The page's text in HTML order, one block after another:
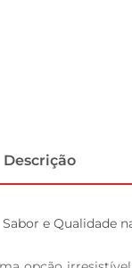
Descrição
e Qualidade